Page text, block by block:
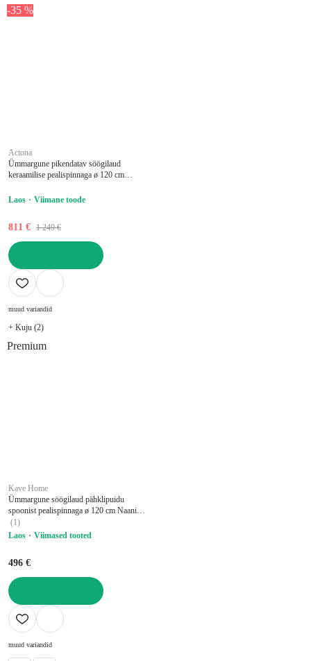
-35 %
Actona
Ümmargune pikendatav söögilaud
keraamilise pealispinnaga ø 120 cm
Laos
Viimane toode
811 € 1 249 €
LISA OSTUKORVI
muud variandid
+ Kuju (2)
Premium
Kave Home
Ümmargune söögilaud pähklipuidu
spoonist pealispinnaga ø 120 cm Naanim
- Kave Home
(1)
Laos
Viimased tooted
496 €
LISA OSTUKORVI
muud variandid